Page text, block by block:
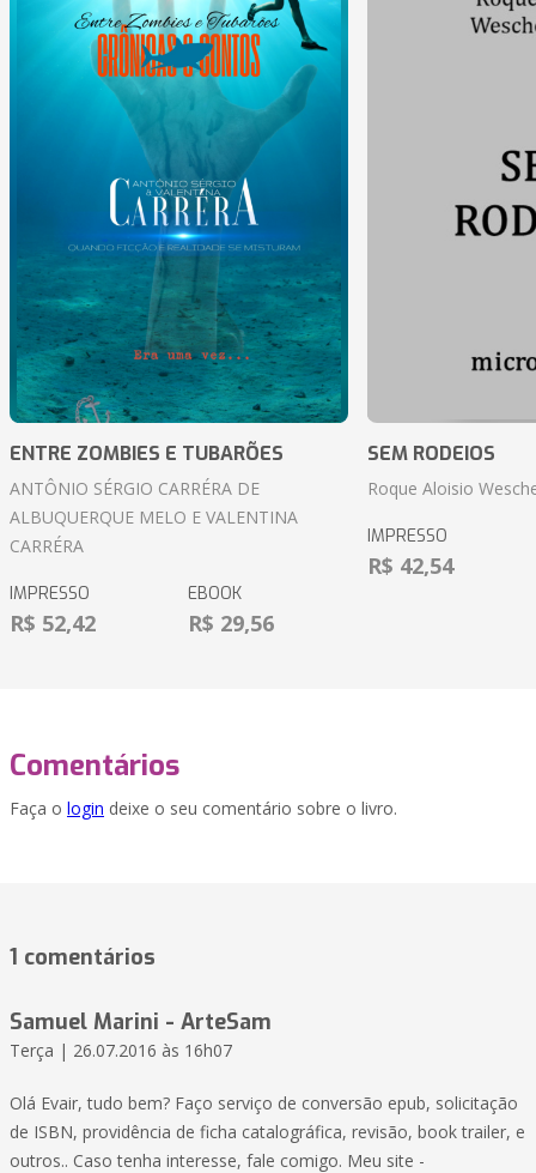
ENTRE ZOMBIES E TUBARÕES
ANTÔNIO SÉRGIO CARRÉRA DE
ALBUQUERQUE MELO E VALENTINA
CARRÉRA
IMPRESSO
R$ 52,42
EBOOK
R$ 29,56
SEM RODEIOS
Roque Aloisio
IMPRESSO
R$ 42,54
Comentários
Faça o login deixe o seu comentário sobre o livro.
1 comentários
Samuel Marini - ArteSam
Terça | 26.07.2016 às 16h07
Olá Evair, tudo bem? Faço serviço de conversão epub, solicitação
de ISBN, providência de ficha catalográfica, revisão, book trailer, e
outros.. Caso tenha interesse, fale comigo. Meu site -